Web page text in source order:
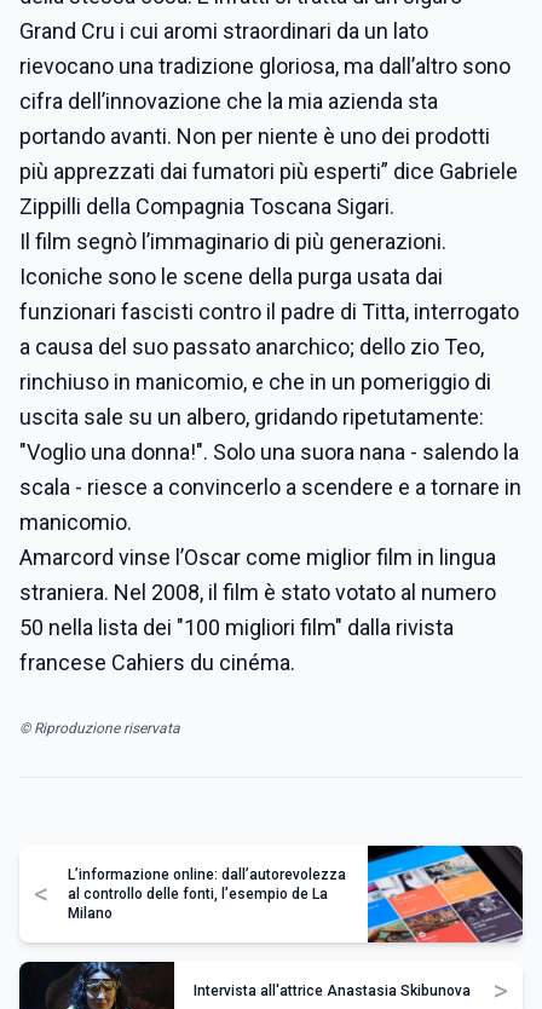
Grand Cru i cui aromi straordinari da un lato
rievocano una tradizione gloriosa, ma dall’altro sono
cifra dell’innovazione che la mia azienda sta
portando avanti. Non per niente è uno dei prodotti
più apprezzati dai fumatori più esperti” dice Gabriele
Zippilli della Compagnia Toscana Sigari.
Il film segnò l’immaginario di più generazioni.
Iconiche sono le scene della purga usata dai
funzionari fascisti contro il padre di Titta, interrogato
a causa del suo passato anarchico; dello zio Teo,
rinchiuso in manicomio, e che in un pomeriggio di
uscita sale su un albero, gridando ripetutamente:
"Voglio una donna!". Solo una suora nana - salendo la
scala - riesce a convincerlo a scendere e a tornare in
manicomio.
Amarcord vinse l’Oscar come miglior film in lingua
straniera. Nel 2008, il film è stato votato al numero
50 nella lista dei "100 migliori film" dalla rivista
francese Cahiers du cinéma.
© Riproduzione riservata
<
L’informazione online: dall’autorevolezza
al controllo delle fonti, l’esempio de La
Milano
Intervista all'attrice Anastasia Skibunova >